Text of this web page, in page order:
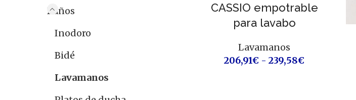
Baños
Inodoro
Bidé
Lavamanos
CASSIO empotrable
para lavabo
Lavamanos
206,91€ - 239,58€